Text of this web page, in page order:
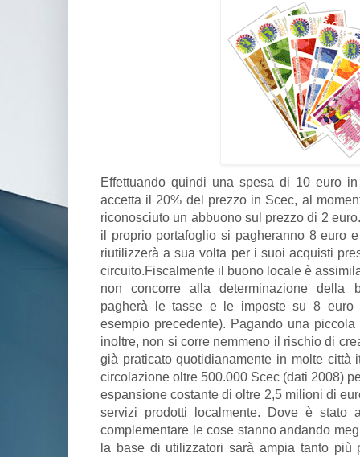
Effettuando quindi una spesa di 10 euro
accetta il 20% del prezzo in Scec, al
riconosciuto un abbuono sul prezzo di 2
il proprio portafoglio si pagheranno 8 euro
riutilizzerà a sua volta per i suoi acquisti
circuito.Fiscalmente il buono locale è
non concorre alla determinazione della
pagherà le tasse e le imposte su 8 euro
esempio precedente). Pagando una
inoltre, non si corre nemmeno il rischio di
già praticato quotidianamente in molte città
circolazione oltre 500.000 Scec (dati 2008)
espansione costante di oltre 2,5 milioni di
servizi prodotti localmente. Dove è stato
complementare le cose stanno andando
la base di utilizzatori sarà ampia tanto più